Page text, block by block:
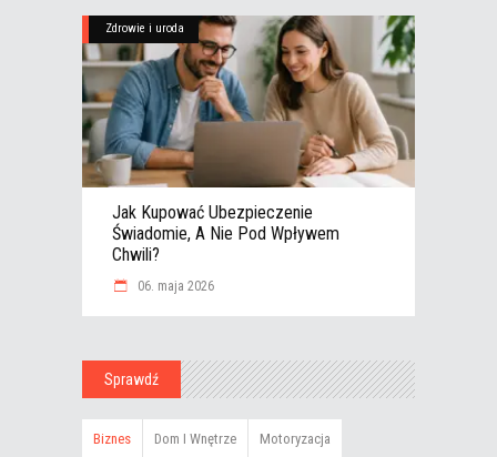
Zdrowie i uroda
Jak Kupować Ubezpieczenie
Świadomie, A Nie Pod Wpływem
Chwili?
06. maja 2026
Sprawdź
Biznes Dom I Wnętrze Motoryzacja